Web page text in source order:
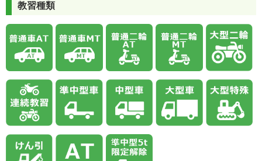
教習種類